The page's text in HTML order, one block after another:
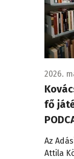
2026.
fő
Az
Attila